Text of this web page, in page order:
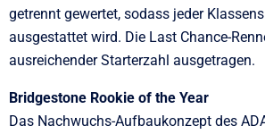
getrennt gewertet, sodass jeder
ausgestattet wird. Die Last Chance-
ausreichender Starterzahl ausgetragen.
Bridgestone Rookie of the Year
Das Nachwuchs-Aufbaukonzept des